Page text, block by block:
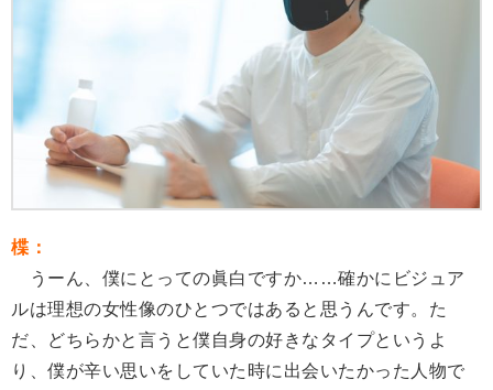
楪：
うーん、僕にとっての眞白ですか……確かにビジュア
ルは理想の女性像のひとつではあると思うんです。た
だ、どちらかと言うと僕自身の好きなタイプというよ
り、僕が辛い思いをしていた時に出会いたかった人物で